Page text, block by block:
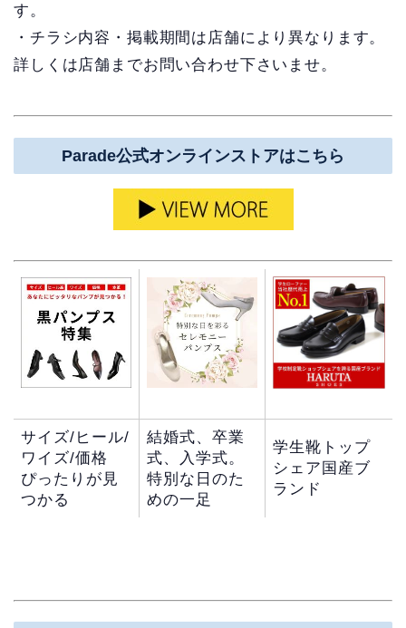
す。
・チラシ内容・掲載期間は店舗により異なります。
詳しくは店舗までお問い合わせ下さいませ。
Parade公式オンラインストアはこちら
サイズ/ヒール/
ワイズ/価格
ぴったりが見
つかる
結婚式、卒業
式、入学式。
特別な日のた
めの一足
学生靴トップ
シェア国産ブ
ランド